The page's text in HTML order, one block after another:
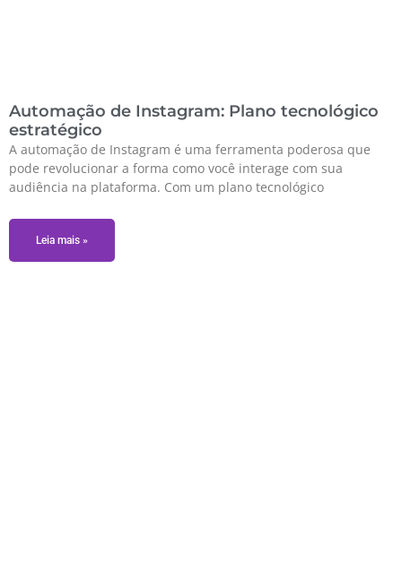
Automação de Instagram: Plano tecnológico
estratégico
A automação de Instagram é uma ferramenta poderosa que
pode revolucionar a forma como você interage com sua
audiência na plataforma. Com um plano tecnológico
Leia mais »